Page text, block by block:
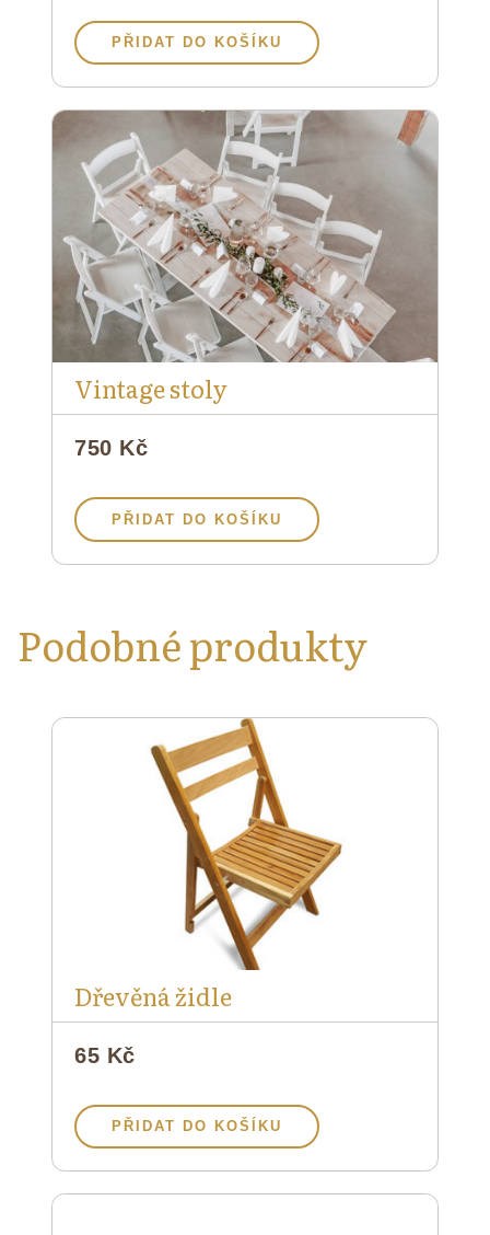
PŘIDAT DO KOŠÍKU
Vintage stoly
750 Kč
PŘIDAT DO KOŠÍKU
Podobné produkty
Dřevěná židle
65 Kč
PŘIDAT DO KOŠÍKU